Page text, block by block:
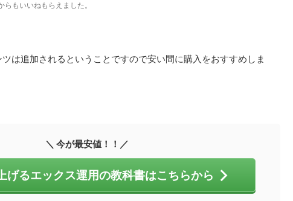
らもいいねもらえました。
は追加されるということですので安い間に購入をおすすめしま
＼ 今が最安値！！／
げるエックス運用の教科書はこちらから